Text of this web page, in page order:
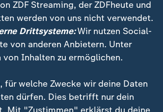
begonnen. Knapp fünf Millionen
abzugeben.
ZDF Streaming, der ZDFheute und
werden von uns nicht verwendet.
Drittsysteme:Wir nutzen Social-
von anderen Anbietern. Unter
von Inhalten zu ermöglichen.
für welche Zwecke wir deine Daten
dürfen. Dies betrifft nur dein